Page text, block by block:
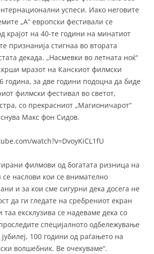
успеси. Иако неговите
„А“ европски фестивали се
крајот на 40-те години на минатиот
признанија стигнаа во втората
декада. „Насмевки во летната ноќ“
мразот на Канскиот филмски
година, за две години подоцна да биде
филмски фестивал во светот,
со прекрасниот „Магионичарот“
Макс фон Сидов.
watch?v=DvoyKiCL1fU
филмови од богатата ризница на
наслови кои се внимателно
и за кои сме сигурни дека досега не
да ги гледате на сребрениот екран
таа ексклузива се надеваме дека со
специјалното одбележување
100 години од раѓањето на
волшебник. Ве очекуваме“.